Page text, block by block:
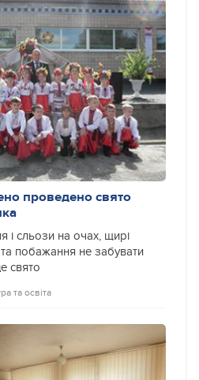
проведено свято
і сльози на очах, щирі
та побажання не забувати
свято
та освіта